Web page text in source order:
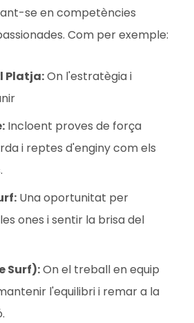
se en competències
Com per exemple:
Platja:On l'estratègia i
Incloent proves de força
i reptes d'enginy com els
Una oportunitat per
ones i sentir la brisa del
Surf):On el treball en equip
l'equilibri i remar a la